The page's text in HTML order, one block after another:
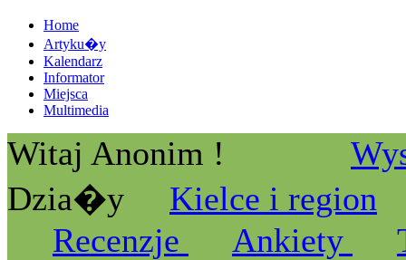
Home
Artyku�y
Kalendarz
Informator
Miejsca
Multimedia
Witaj Anonim !
Dzia�y
Kielce i region
Recenzje
Ankiety